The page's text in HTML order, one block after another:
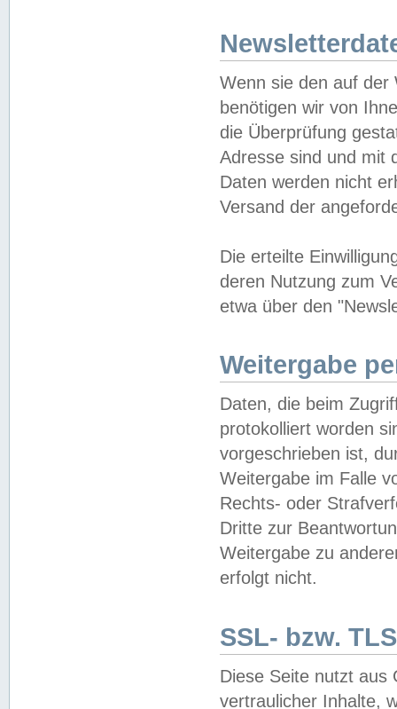
Wenn sie den auf der
benötigen wir von
die Überprüfung
Adresse sind und mit
Daten werden nicht
Versand der
Die erteilte
deren Nutzung zum
etwa über den
Weitergabe
Daten, die beim
protokolliert worden
vorgeschrieben ist,
Weitergabe im Falle
Rechts- oder
Dritte zur
Weitergabe zu
erfolgt nicht.
SSL- bzw.
Diese Seite nutzt aus
vertraulicher Inhalte,